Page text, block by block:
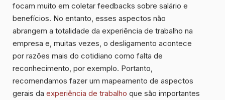
focam muito em coletar feedbacks sobre salário e
benefícios. No entanto, esses aspectos não
abrangem a totalidade da experiência de trabalho na
empresa e, muitas vezes, o desligamento acontece
por razões mais do cotidiano como falta de
reconhecimento, por exemplo. Portanto,
recomendamos fazer um mapeamento de aspectos
gerais da experiência de trabalho que são importantes